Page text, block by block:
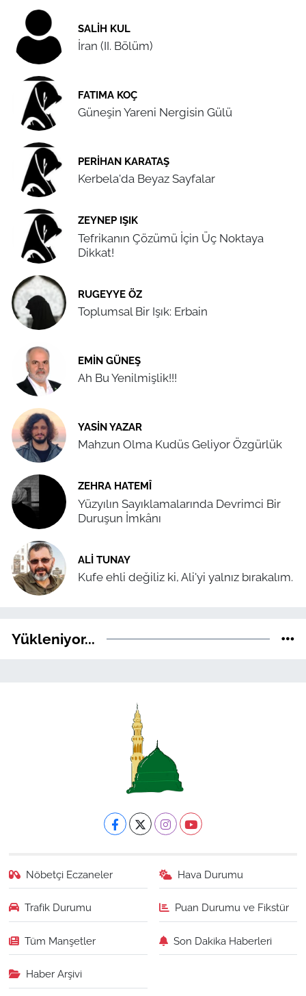
SALIH KUL
İran (II. Bölüm)
FATIMA KOÇ
Güneşin Yareni Nergisin Gülü
PERIHAN KARATAŞ
Kerbela'da Beyaz Sayfalar
ZEYNEP IŞIK
Tefrikanın Çözümü İçin Üç Noktaya
Dikkat!
RUGEYYE ÖZ
Toplumsal Bir Işık: Erbain
EMIN GÜNEŞ
Ah Bu Yenilmişlik!!!
YASIN YAZAR
Mahzun Olma Kudüs Geliyor Özgürlük
ZEHRA HATEMÎ
Yüzyılın Sayıklamalarında Devrimci Bir
Duruşun İmkânı
ALI TUNAY
Kufe ehli değiliz ki, Ali'yi yalnız bırakalım.
Yükleniyor...
Nöbetçi Eczaneler Hava Durumu
Trafik Durumu Puan Durumu ve Fikstür
Tüm Manşetler Son Dakika Haberleri
Haber Arşivi